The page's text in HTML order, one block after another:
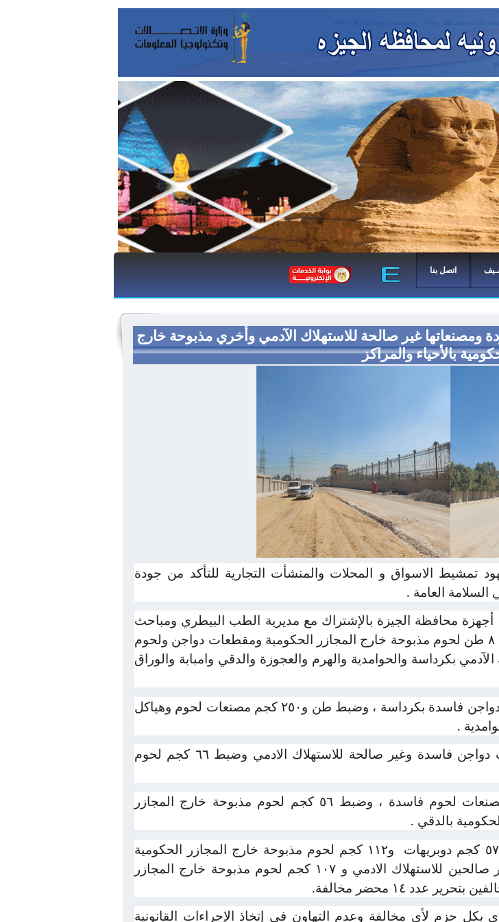
اتصل بنا
مستوردة ومصنعاتها غير صالحة للاستهلاك الآدمي وأخري مذبوحة خارج
بالأحياء والمراكز
تمشيط الاسواق و المحلات والمنشأت التجارية للتأكد من جودة
العامة .
أجهزة محافظة الجيزة بالإشتراك مع مديرية الطب البيطري ومباحث
أسفرت عن ضبط ٨ طن لحوم مذبوحة خارج المجازر الحكومية ومقطعات دواجن ولحوم
بكرداسة والحوامدية والهرم والعجوزة والدقي وامبابة والوراق
وشملت الضبطيات ٢ طن و٧٥٠ كجم مقطعات لحوم ودواجن فاسدة بكرداسة ، وضبط طن و٢٥٠ كجم مصنعات لحوم وهياكل
.
بالإضافة إلى ضبط ٧٥٠ كجم مصنعات لحوم ومصنعات دواجن فاسدة وغير صالحة للاستهلاك الادمي وضبط ٦٦ كجم لحوم
كما تمكنت الحملات التفتيشية من ضبط ٩٥٠ كجم مصنعات لحوم فاسدة ، وضبط ٥٦ كجم لحوم مذبوحة خارج المجازر
و١١٢ كجم لحوم مذبوحة خارج المجازر الحكومية
بالوراق وضبط ٤٨٠ كجم مصنعات لحوم و جميعهم غير صالحين للاستهلاك الادمي و ١٠٧ كجم لحوم مذبوحة خارج المجازر
عدد ١٤ محضر مخالفة.
بكل حزم لأى مخالفة وعدم التهاون في إتخاذ الإجراءات القانونية